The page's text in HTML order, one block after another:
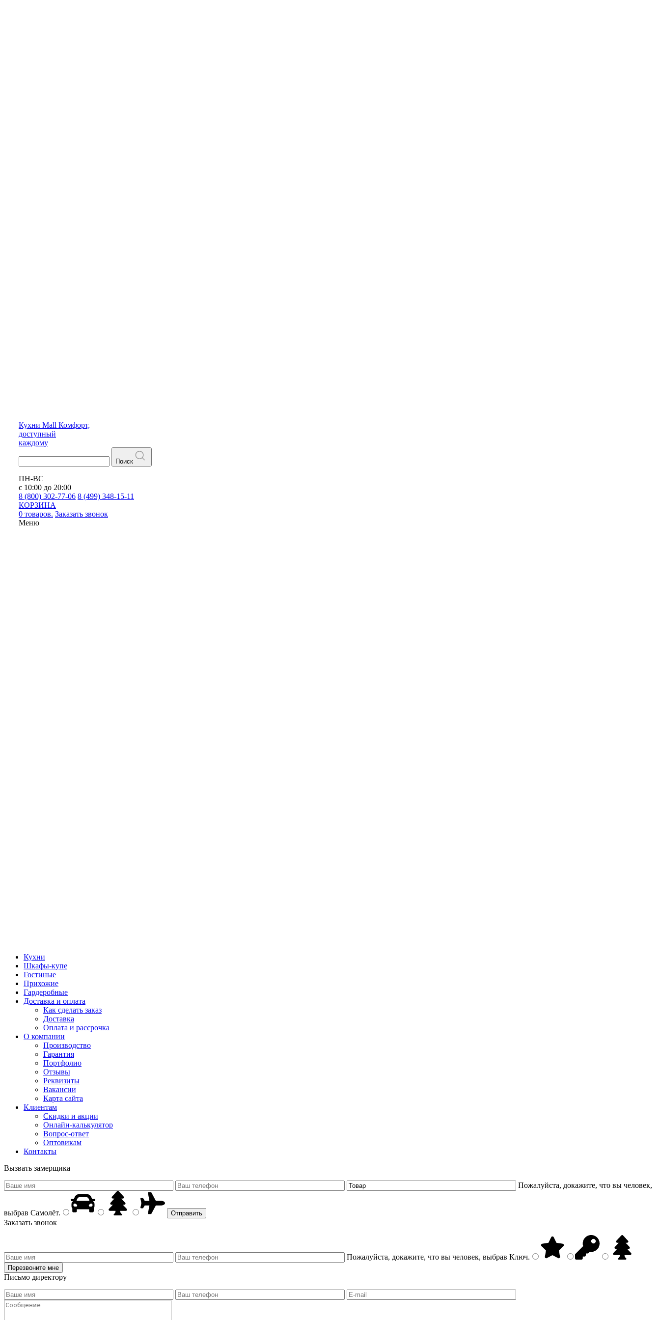
Кухни Mall Комфорт,
доступный
каждому
Поиск
ПН-ВС
с 10:00 до 20:00
8 (800) 302-77-06 8 (499) 348-15-11
КОРЗИНА
0 товаров. Заказать звонок
Меню
Кухни
Шкафы-купе
Гостиные
Прихожие
Гардеробные
Доставка и оплата
Как сделать заказ
Доставка
Оплата и рассрочка
О компании
Производство
Гарантия
Портфолио
Отзывы
Реквизиты
Вакансии
Карта сайта
Клиентам
Скидки и акции
Онлайн-калькулятор
Вопрос-ответ
Оптовикам
Контакты
Вызвать замерщика
Пожалуйста, докажите, что вы человек,
выбрав Самолёт.
Заказать звонок
Пожалуйста, докажите, что вы человек, выбрав Ключ.
Письмо директору